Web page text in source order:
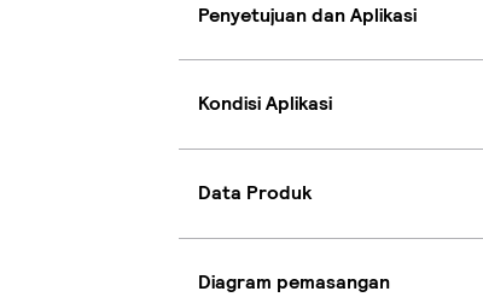
Penyetujuan dan Aplikasi
Kondisi Aplikasi
Data Produk
Diagram pemasangan